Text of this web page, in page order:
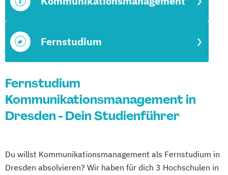
Fernstudium
Fernstudium
Kommunikationsmanagement in
Dresden - Dein Studienführer
Du willst Kommunikationsmanagement als Fernstudium in
Dresden absolvieren? Wir haben für dich 3 Hochschulen in